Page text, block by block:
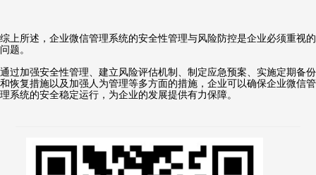
综上所述，企业微信管理系统的安全性管理与风险防控是企业必须重视的
问题。
通过加强安全性管理、建立风险评估机制、制定应急预案、实施定期备份
和恢复措施以及加强人为管理等多方面的措施，企业可以确保企业微信管
理系统的安全稳定运行，为企业的发展提供有力保障。